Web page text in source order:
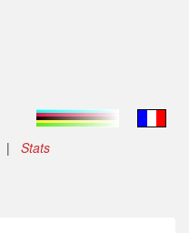
| Stats